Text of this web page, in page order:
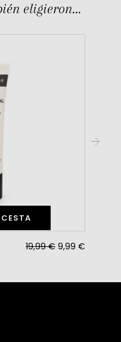
eligieron...
19,99 € 9,99 €